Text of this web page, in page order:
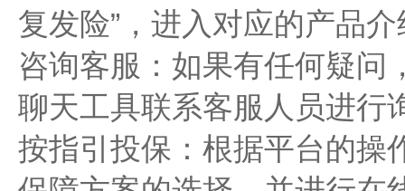
复发险”，进入对应的产品
咨询客服：如果有任何疑问
聊天工具联系客服人员进行
按指引投保：根据平台的操